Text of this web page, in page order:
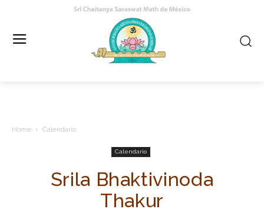
Home Calendario
Calendario
Srila Bhaktivinoda
Thakur